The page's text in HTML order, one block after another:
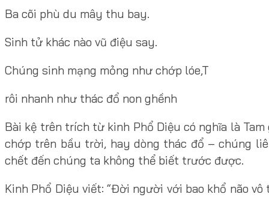
Ba cõi phù du mây thu bay.
Sinh tử khác nào vũ điệu say.
Chúng sinh mạng mỏng như chớp lóe,T
rôi nhanh như thác đổ non ghềnh
Bài kệ trên trích từ kinh Phổ Diệu có nghĩa là
chớp trên bầu trời, hay dòng thác đổ – chúng
chết đến chúng ta không thể biết trước được.
Kinh Phổ Diệu viết: “Đời người với bao khổ não